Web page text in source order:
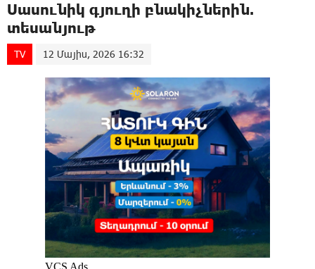
Սասունիկ գյուղի բնակիչներին.
տեսանյութ
TV 12 Մայիս, 2026 16:32